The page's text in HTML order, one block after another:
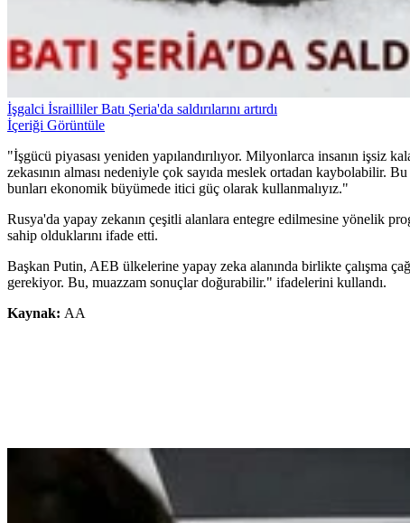
İşgalci İsrailliler Batı Şeria'da saldırılarını artırdı
İçeriği Görüntüle
"İşgücü piyasası yeniden yapılandırılıyor. Milyonlarca insanın işsiz
zekasının alması nedeniyle çok sayıda meslek ortadan kaybolabilir.
bunları ekonomik büyümede itici güç olarak kullanmalıyız."
Rusya'da yapay zekanın çeşitli alanlara entegre edilmesine yönelik
sahip olduklarını ifade etti.
Başkan Putin, AEB ülkelerine yapay zeka alanında birlikte çalışma
gerekiyor. Bu, muazzam sonuçlar doğurabilir." ifadelerini kullandı.
Kaynak: AA